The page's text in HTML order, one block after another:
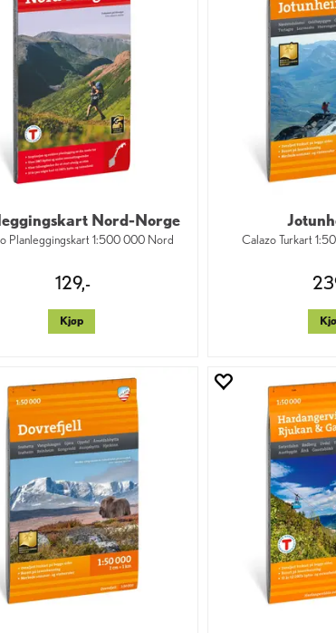
Nord-Norge
Planleggingskart 1:500 000 Nord
129,-
Kjøp
Calazo Turkart